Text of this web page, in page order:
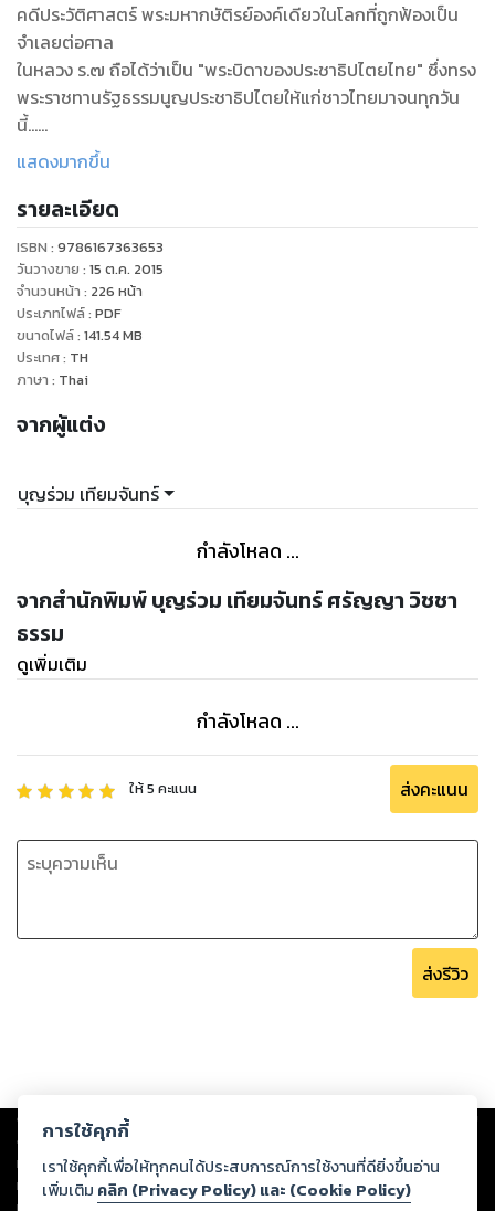
คดีประวัติศาสตร์ พระมหากษัติรย์องค์เดียวในโลกที่ถูกฟ้องเป็น
จำเลยต่อศาล
ในหลวง ร.๗ ถือได้ว่าเป็น "พระบิดาของประชาธิปไตยไทย" ซึ่งทรง
พระราชทานรัฐธรรมนูญประชาธิปไตยให้แก่ชาวไทยมาจนทุกวัน
นี้...
แต่ในหลวง ร.๗ และสมเด็จพระนางเจ้ารำไพพรรณณี พระบรม
เกียรติ
ราษฎรคนหนึ่งดำเนินการเพื่อฟ้องร้องพระองค์ในข้อหาหมิ่น
ประมาทและรัฐบาลได้ฟ้องร้องพระองค์ท่านและพระชายาเป็นจำเลย
ต่อศาล ให้ร่วมกันชดใช้เงินให้แก่รัฐบาลเป็นเงินถึง 6 ล้านกว่าบาท
(ราคาทรัพย์ในขณะนั้น) ศาลได้สั่งยึดวังศุโขทัยอันเป็นทรัพย์สิน
ส่วนพระองค์เพื่อดำเนินการตามกฎหมาย
คดีทั้งสองเป็นคดีประวัติศาสตร์สำคัญของไทย เพราะเป็นคดีแรก
จำเลยต่อศาล ทำให้เป็นที่เสื่อมพระเกียรติของพระมหากษัตริย์อัน
ข้าพเจ้าประสงค์ที่จะรวบรวมเรื่องราวเหล่านี้ไว้ให้อนุชนทั้งหลายได้
ศึกษาทั้งในด้านประวัติศาสตร์ กฎหมายและกฎแห่งธรรมชาติที่ว่า...
"มีลาภ เสื่อมลาภ มียศ เสื่อม ยศ อนิจจา อนิจจัง"
ร.๗ พระบิดาแห่งประชาธิปไตยของไทย ที่ได้ทรงพระราชทาน
รัฐธรรมนูญฉบับแรกให้แก่ประชาชนชาวไทย จนประเทศไทยของ
เรามีกฎหมายรัฐธรรมนูญและปกครองระบอบประชาธิปไตยมาจน
ทุกวันนี้...
ศรัญญา วิชชาธรรม ทนายความ ชั้น ๑
แสดงมากขึ้น
รายละเอียด
ISBN : 9786167363653
วันวางขาย : 15 ต.ค. 2015
จำนวนหน้า : 226 หน้า
ประเภทไฟล์: PDF
ขนาดไฟล์: 141.54MB
ประเทศ: TH
ภาษา : Thai
จากผู้แต่ง
บุญร่วม เทียมจันทร์
กำลังโหลด ...
จากสำนักพิมพ์ บุญร่วม เทียมจันทร์ ศรัญญา วิชชา
ธรรม
ดูเพิ่มเติม
กำลังโหลด ...
ให้5 คะแนน ส่งคะแนน
ส่งรีวิว
Copyright © 2026
ต่อผลงานหรือเนื้อหาใดที่อัปโหลดผ่านเว็บไซต์และปรากฏว่าละเมิดสิทธิใน
ทรัพย์สินทางปัญญาของบุคคลอื่นหรือขัดต่อกฎหมายและศีลธรรม ดังนั้น ผู้อ่าน
ทุกท่านโปรดใช้วิจารณญาณในการกลั่นกรองด้วยตนเอง และหากท่านพบว่าส่วน
การใช้คุกกี้
เราใช้คุกกี้เพื่อให้ทุกคนได้ประสบการณ์การใช้งานที่ดียิ่งขึ้นอ่าน
เพิ่มเติม คลิก (Privacy Policy) และ (Cookie Policy)